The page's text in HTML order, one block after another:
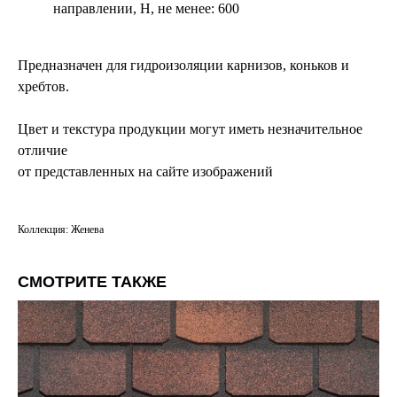
направлении, Н, не менее: 600
Предназначен для гидроизоляции карнизов, коньков и
хребтов.
Цвет и текстура продукции могут иметь незначительное
отличие
от представленных на сайте изображений
Коллекция: Женева
СМОТРИТЕ ТАКЖЕ